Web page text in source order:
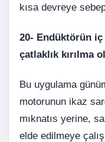
kısa devreye
20- Endüktörün iç
çatlaklık kırılma
Bu uygulama
motorunun ikaz
mıknatıs yerine,
elde edilmeye